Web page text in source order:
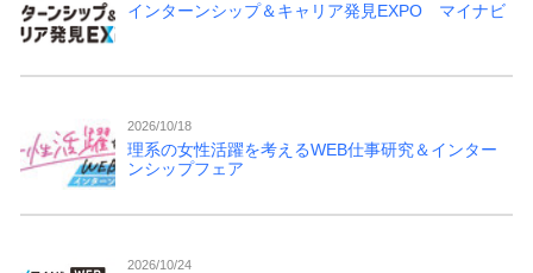
インターンシップ＆キャリア発見EXPO マイナビ
2026/10/18
理系の女性活躍を考えるWEB仕事研究＆インター
ンシップフェア
2026/10/24